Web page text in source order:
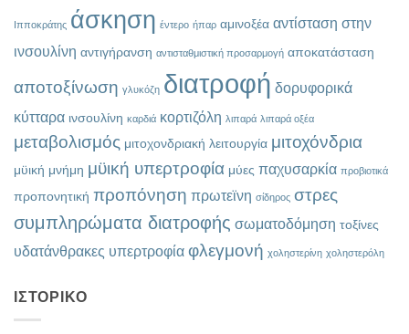
Ιπποκράτης άσκηση έντερο ήπαρ αμινοξέα αντίσταση στην
ινσουλίνη αντιγήρανση αντισταθμιστική προσαρμογή αποκατάσταση
αποτοξίνωση γλυκόζη διατροφή δορυφορικά
κύτταρα ινσουλίνη καρδιά κορτιζόλη λιπαρά λιπαρά οξέα
μεταβολισμός μιτοχονδριακή λειτουργία μιτοχόνδρια
μϋική μνήμη μϋική υπερτροφία μύες παχυσαρκία προβιοτικά
προπονητική προπόνηση πρωτεϊνη σίδηρος στρες
συμπληρώματα διατροφής σωματοδόμηση τοξίνες
υδατάνθρακες υπερτροφία φλεγμονή χοληστερίνη χοληστερόλη
ΙΣΤΟΡΙΚΌ